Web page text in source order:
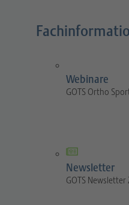
Webinare
GOTS Ortho
Newsletter
GOTS